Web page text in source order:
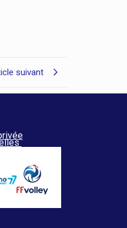
suivant